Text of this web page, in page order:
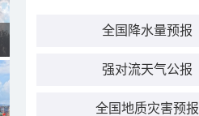
全国降水量预报
强对流天气公报
全国地质灾害预报